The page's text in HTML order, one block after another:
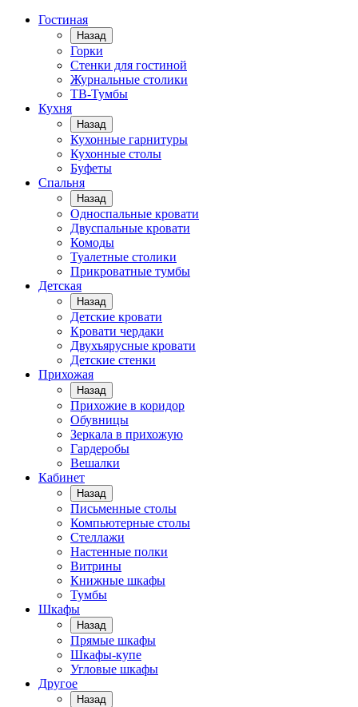
Гостиная
Назад
Горки
Стенки для гостиной
Журнальные столики
TВ-Тумбы
Кухня
Назад
Кухонные гарнитуры
Кухонные столы
Буфеты
Спальня
Назад
Односпальные кровати
Двуспальные кровати
Комоды
Туалетные столики
Прикроватные тумбы
Детская
Назад
Детские кровати
Кровати чердаки
Двухъярусные кровати
Детские стенки
Прихожая
Назад
Прихожие в коридор
Обувницы
Зеркала в прихожую
Гардеробы
Вешалки
Кабинет
Назад
Письменные столы
Компьютерные столы
Стеллажи
Настенные полки
Витрины
Книжные шкафы
Тумбы
Шкафы
Назад
Прямые шкафы
Шкафы-купе
Угловые шкафы
Другое
Назад